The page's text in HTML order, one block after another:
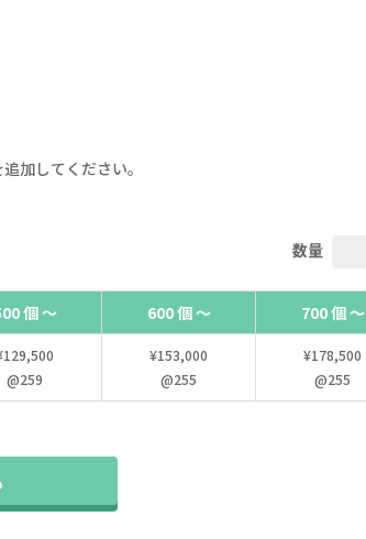
加してください。
数量
個 ～ 600 個 ～ 700 個 ～
@259
¥153,000
@255
¥178,500
@255